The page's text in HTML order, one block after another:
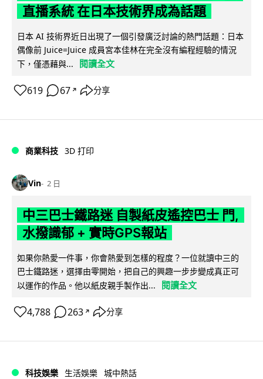
直播系統 在日本技術界成為話題
日本 AI 技術界近日出現了一個引發廣泛討論的熱門話題：日本
偶像前 Juice=Juice 成員宮本佳林在完全沒有編程經驗的情況
下，僅憑藉與...
閱讀全文
619 67 ↗ 分享
商業科技 3D 打印
Vin 2 日
中三巴士鐵路迷 自製紙皮遙控巴士 門,
水撥識郁 + 實時GPS報站
如果你熱愛一件事，你會熱愛到怎樣的程度？一位就讀中三的
巴士鐵路迷，選擇由零開始，把自己的興趣一步步變成真正可
以運作的作品。他以紙皮親手製作出...
閱讀全文
4,788 263 ↗ 分享
科技娛樂 生活娛樂 城中熱話